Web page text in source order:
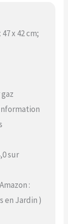
x 42 cm;
sur
:
en Jardin )